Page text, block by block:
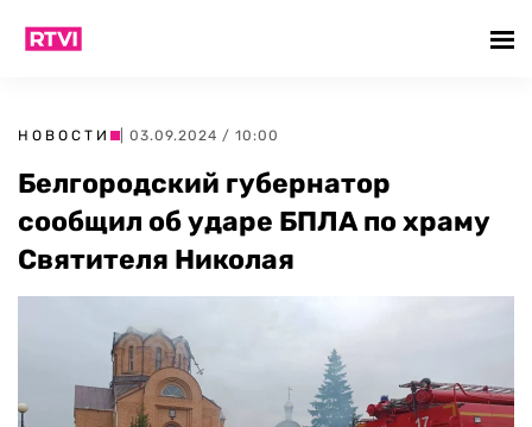
НОВОСТИ | 03.09.2024 / 10:00
Белгородский губернатор
сообщил об ударе БПЛА по храму
Святителя Николая